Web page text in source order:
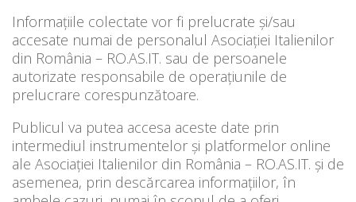
Informațiile colectate vor fi prelucrate și/sau
accesate numai de personalul Asociației Italienilor
din România – RO.AS.IT. sau de persoanele
autorizate responsabile de operațiunile de
prelucrare corespunzătoare.
Publicul va putea accesa aceste date prin
intermediul instrumentelor și platformelor online
ale Asociației Italienilor din România – RO.AS.IT. și de
asemenea, prin descărcarea informațiilor, în